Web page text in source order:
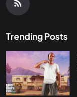
Trending Posts